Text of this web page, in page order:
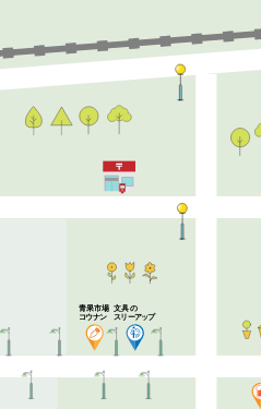
青果市場
コウナン
文具の
スリーアップ